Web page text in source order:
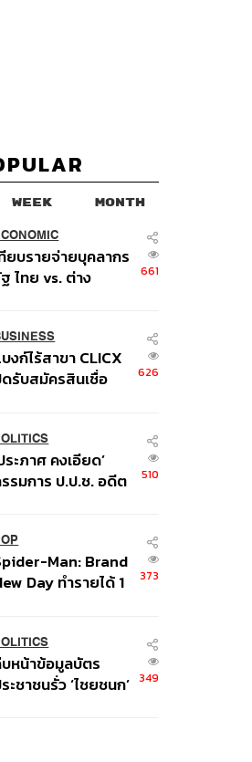
WEEK MONTH
ยบรายจ่ายบุคลากร
ไทย vs. ต่าง
กับข้าราชการเฉียด
บาท
661
งก์ไร้สาขา CLICX
รับสมัครสินเชื่อ
นผิดวัตถุประสงค์-ให้
มูลเท็จ เตรียม
เนินคดีเด็ดขาด
626
ระภาศ คงเอียด’
รมการ ป.ป.ช. อดีต
510
Man: Brand
Day ทำรายได้ 1
373
หน้าข้อมูลบัตร
ะชาชนรั่ว ‘ไชยชนก’
349